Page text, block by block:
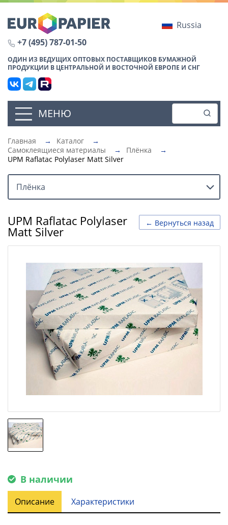
Russia
+7 (495) 787-01-50
ОДИН ИЗ ВЕДУЩИХ ОПТОВЫХ ПОСТАВЩИКОВ БУМАЖНОЙ
ПРОДУКЦИИ В ЦЕНТРАЛЬНОЙ И ВОСТОЧНОЙ ЕВРОПЕ И СНГ
МЕНЮ
Главная → Каталог
→
Самоклеящиеся материалы
→ Плёнка
→
UPM Raflatac Polylaser Matt Silver
Плёнка
← Вернуться назад
UPM Raflatac Polylaser
Matt Silver
В наличии
Описание Характеристики